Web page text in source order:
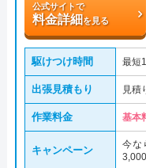
公式サイトで
料金詳細を見る
駆けつけ時間 最短
出張見積もり 見積
作業料金 基本
キャンペーン
今な